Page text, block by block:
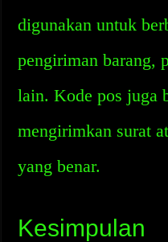
digunakan untuk
pengiriman barang,
lain. Kode pos juga
mengirimkan surat
yang benar.
Kesimpulan